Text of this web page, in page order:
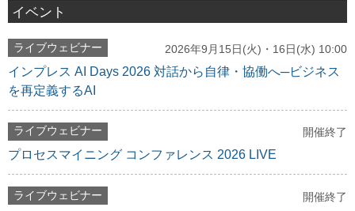
イベント
ライブウェビナー 2026年9月15日(火)・16日(水) 10:00
インプレス AI Days 2026 対話から自律・協働へ─ビジネス
を再定義するAI
ライブウェビナー 開催終了
プロセスマイニング コンファレンス 2026 LIVE
ライブウェビナー 開催終了